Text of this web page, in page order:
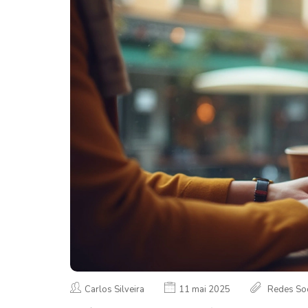
Carlos Silveira 11 mai 2025 Redes